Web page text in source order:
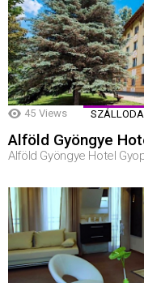
45 Views SZÁLLODA
Alföld Gyöngye
Alföld Gyöngye Hotel